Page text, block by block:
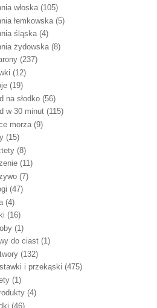
włoska (105)
łemkowska (5)
śląska (4)
żydowska (8)
(237)
(12)
(19)
na słodko (56)
w 30 minut (115)
morza (9)
(15)
(8)
(11)
(7)
(47)
(4)
(16)
(1)
do ciast (1)
(132)
i przekąski (475)
(1)
(4)
(46)